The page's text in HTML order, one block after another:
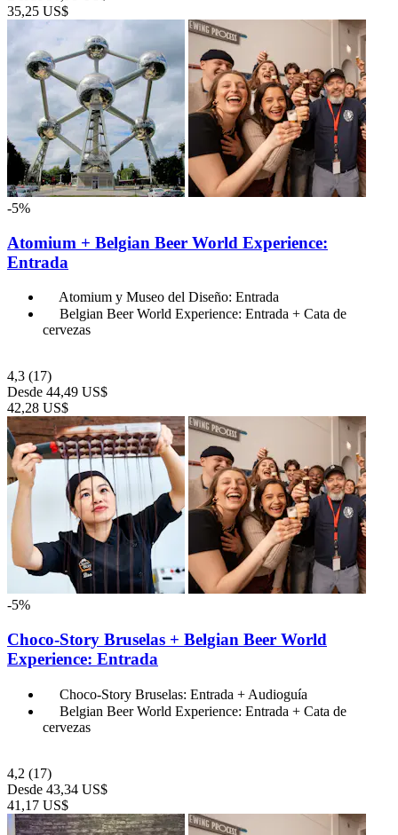
35,25 US$
-5%
Atomium + Belgian Beer World Experience:
Entrada
Atomium y Museo del Diseño: Entrada
Belgian Beer World Experience: Entrada + Cata de
cervezas
4,3 (17)
Desde 44,49 US$
42,28 US$
-5%
Choco-Story Bruselas + Belgian Beer World
Experience: Entrada
Choco-Story Bruselas: Entrada + Audioguía
Belgian Beer World Experience: Entrada + Cata de
cervezas
4,2 (17)
Desde 43,34 US$
41,17 US$